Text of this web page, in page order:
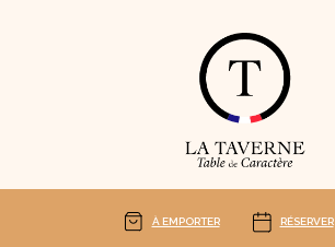
À EMPORTER RÉSERVER